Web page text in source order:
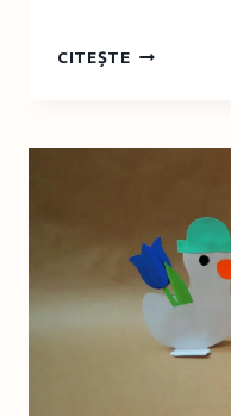
CITEȘTE
–
HÂRTIE
ŞI
MĂRGELE